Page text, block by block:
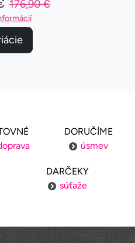
176,90 €
DORUČÍME
úsmev
DARČEKY
súťaže